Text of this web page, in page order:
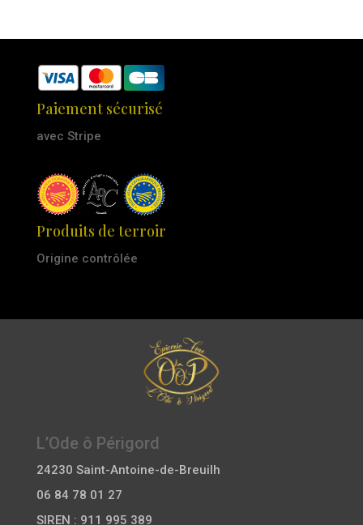
Paiement sécurisé
avec Stripe
Produits de terroir
Origine contrôlée
L’Ode ô Périgord
24230 Saint-Antoine-de-Breuilh
06 84 78 01 27
SIREN : 911 995 389